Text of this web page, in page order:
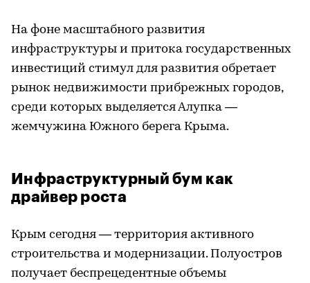
На фоне масштабного развития
инфраструктуры и притока государственных
инвестиций стимул для развития обретает
рынок недвижимости прибрежных городов,
среди которых выделяется Алупка —
жемчужина Южного берега Крыма.
Инфраструктурный бум как
драйвер роста
Крым сегодня — территория активного
строительства и модернизации. Полуостров
получает беспрецедентные объемы